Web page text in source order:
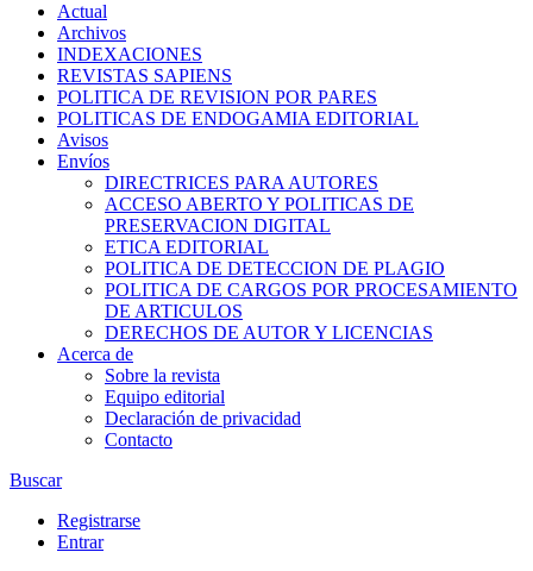
Actual
Archivos
INDEXACIONES
REVISTAS SAPIENS
POLITICA DE REVISION POR PARES
POLITICAS DE ENDOGAMIA EDITORIAL
Avisos
Envíos
DIRECTRICES PARA AUTORES
ACCESO ABERTO Y POLITICAS DE
PRESERVACION DIGITAL
ETICA EDITORIAL
POLITICA DE DETECCION DE PLAGIO
POLITICA DE CARGOS POR PROCESAMIENTO
DE ARTICULOS
DERECHOS DE AUTOR Y LICENCIAS
Acerca de
Sobre la revista
Equipo editorial
Declaración de privacidad
Contacto
Buscar
Registrarse
Entrar